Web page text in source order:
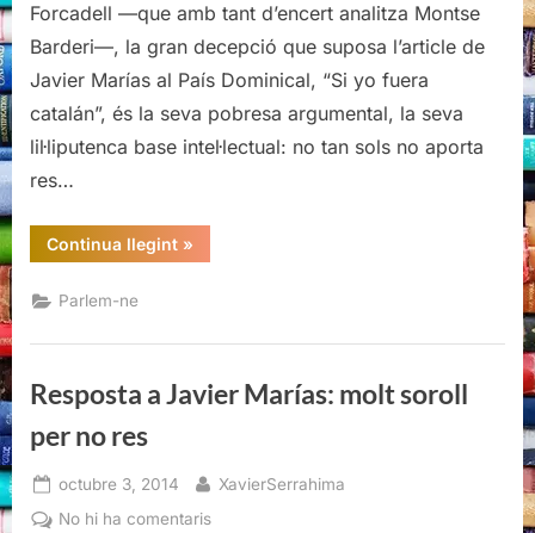
molt
soroll
per
no
res
Forcadell —que amb tant d’encert analitza Montse
Barderi—, la gran decepció que suposa l’article de
Javier Marías al País Dominical, “Si yo fuera
catalán”, és la seva pobresa argumental, la seva
lil·liputenca base intel·lectual: no tan sols no aporta
res…
Continua llegint“Resposta
a
per
»
Parlem-ne
Resposta a Javier Marías: molt soroll
per no res
Posted
on
octubre 3, 2014 By
XavierSerrahima
No hi ha comentarisa